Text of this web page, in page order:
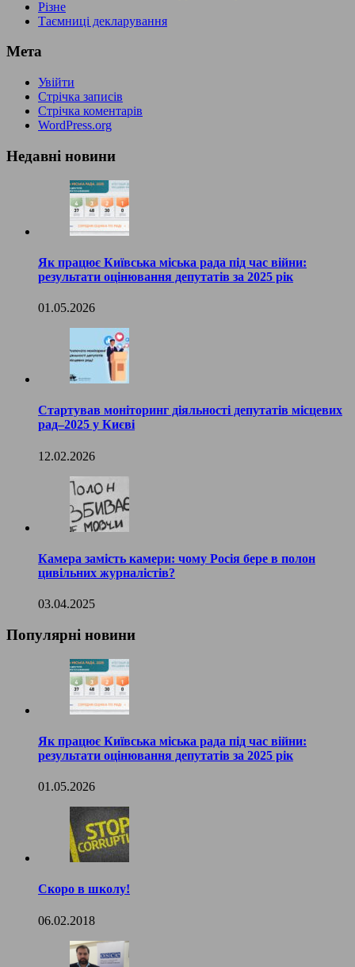
Різне
Таємниці декларування
Мета
Увійти
Стрічка записів
Стрічка коментарів
WordPress.org
Недавні новини
Як працює Київська міська рада під час війни:
результати оцінювання депутатів за 2025 рік
01.05.2026
Стартував моніторинг діяльності депутатів місцевих
рад–2025 у Києві
12.02.2026
Камера замість камери: чому Росія бере в полон
цивільних журналістів?
03.04.2025
Популярні новини
Як працює Київська міська рада під час війни:
результати оцінювання депутатів за 2025 рік
01.05.2026
Скоро в школу!
06.02.2018